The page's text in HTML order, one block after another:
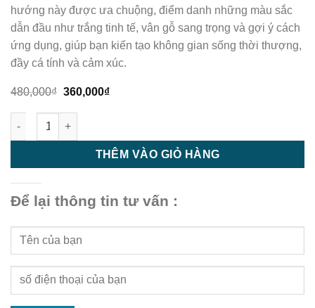
hướng này được ưa chuộng, điểm danh những màu sắc
dẫn đầu như trắng tinh tế, vân gỗ sang trọng và gợi ý cách
ứng dụng, giúp bạn kiến tạo không gian sống thời thượng,
đầy cá tính và cảm xúc.
480,000₫ Giá
là:
480,000₫.
360,000₫Giá
Trần nhựa - trần nhựa giật cấp - M94 số lượng
THÊM VÀO GIỎ HÀNG
Để lại thông tin tư vấn :